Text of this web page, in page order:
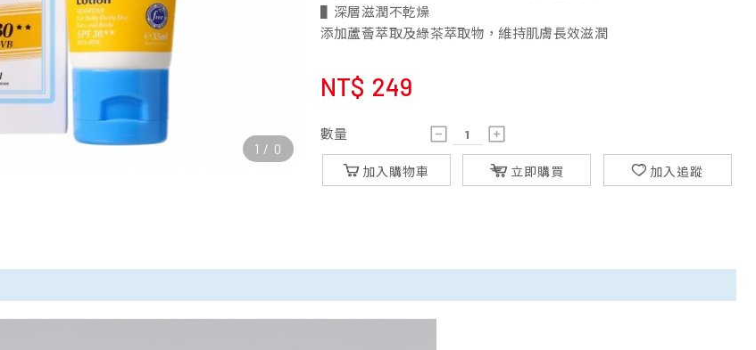
▌深層滋潤不乾燥
添加蘆薈萃取及綠茶萃取物，維持肌膚長效滋潤
NT$ 249
數量
加入購物車 立即購買 加入追蹤
1 / 0